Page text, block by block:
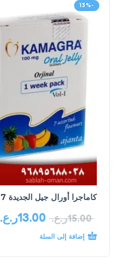
-13%
كاماجرا أورال جيل الجديدة 7 أكياس
15.00ر.ع. 13.00ر.ع.
إضافة إلى السلة